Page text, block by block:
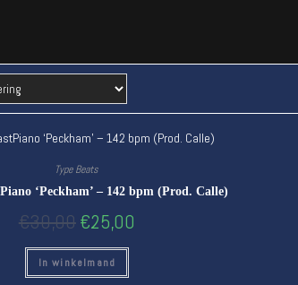
Type Beats
‘Peckham’ – 142 bpm (Prod. Calle)
€30,00€25,00
In winkelmand